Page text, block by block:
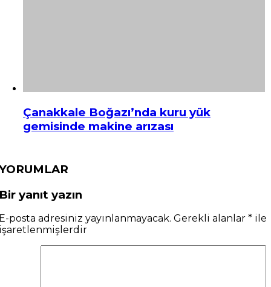
Çanakkale Boğazı’nda kuru yük
gemisinde makine arızası
yanıt yazın
posta adresiniz yayınlanmayacak. Gerekli alanlar * ile